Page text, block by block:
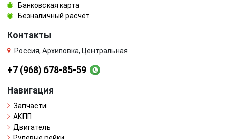
Банковская карта
Безналичный расчёт
Контакты
Россия, Архиповка, Центральная
+7 (968) 678-85-59
Навигация
Запчасти
АКПП
Двигатель